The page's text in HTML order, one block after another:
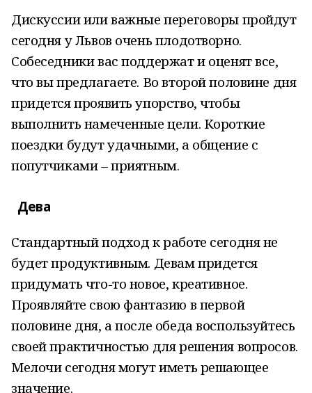
Дискуссии или важные переговоры пройдут
сегодня у Львов очень плодотворно.
Собеседники вас поддержат и оценят все,
что вы предлагаете. Во второй половине дня
придется проявить упорство, чтобы
выполнить намеченные цели. Короткие
поездки будут удачными, а общение с
попутчиками – приятным.
Дева
Стандартный подход к работе сегодня не
будет продуктивным. Девам придется
придумать что-то новое, креативное.
Проявляйте свою фантазию в первой
половине дня, а после обеда воспользуйтесь
своей практичностью для решения вопросов.
Мелочи сегодня могут иметь решающее
значение.